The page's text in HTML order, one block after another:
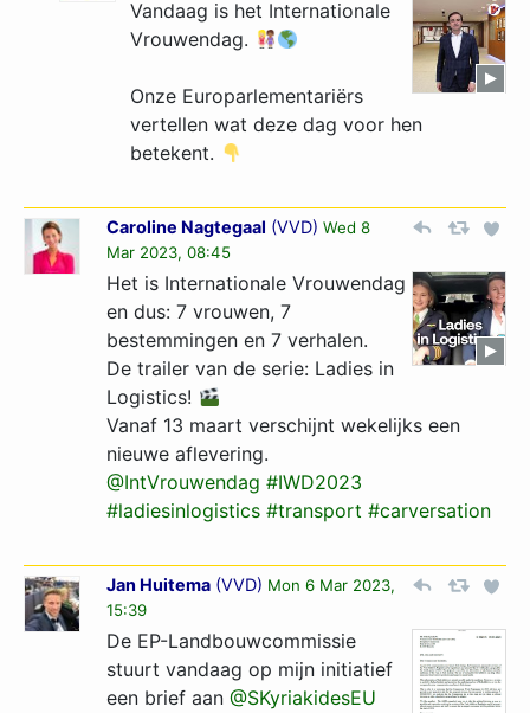
Vandaag is het Internationale
Vrouwendag.
Onze Europarlementariërs
vertellen wat deze dag voor hen
betekent.
Caroline Nagtegaal (VVD) Wed 8
Mar 2023, 08:45
Het is Internationale Vrouwendag
en dus: 7 vrouwen, 7
bestemmingen en 7 verhalen.
De trailer van de serie: Ladies in
Logistics!
Vanaf 13 maart verschijnt wekelijks een
nieuwe aflevering.
@IntVrouwendag #IWD2023
#ladiesinlogistics #transport #carversation
Jan Huitema (VVD) Mon 6 Mar 2023,
15:39
De EP-Landbouwcommissie
stuurt vandaag op mijn initiatief
een brief aan @SKyriakidesEU